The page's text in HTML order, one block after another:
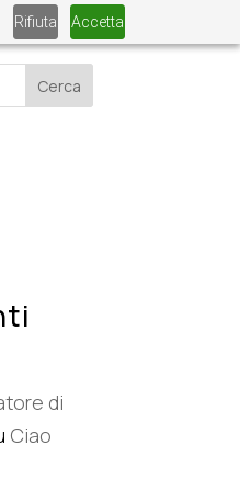
Rifiuta Accetta
Cerca
di
Ciao